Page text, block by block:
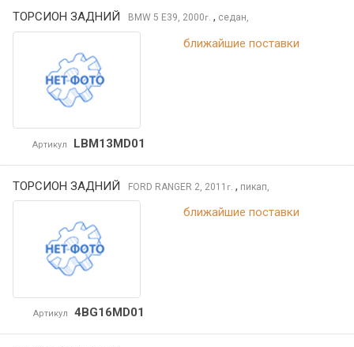
ТОРСИОН ЗАДНИЙ BMW 5 E39, 2000г. , седан,
Артикул LBM13MD01
ближайшие поставки
ТОРСИОН ЗАДНИЙ FORD RANGER 2, 2011 г. , пикап,
Артикул 4BG16MD01
ближайшие поставки